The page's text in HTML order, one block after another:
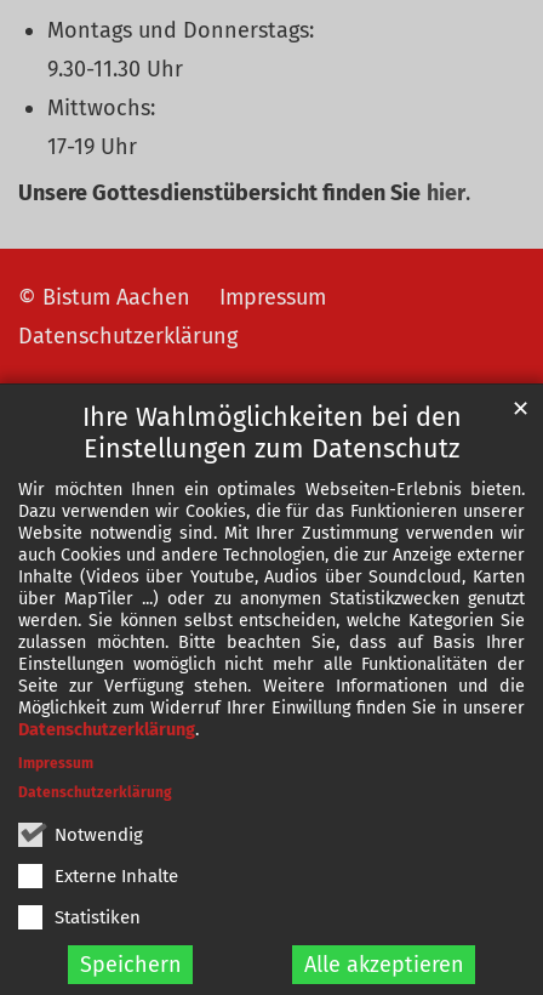
Ihre Wahlmöglichkeiten bei den
Einstellungen zum Datenschutz
Wir möchten Ihnen ein optimales Webseiten-Erlebnis bieten.
Dazu verwenden wir Cookies, die für das Funktionieren unserer
Website notwendig sind. Mit Ihrer Zustimmung verwenden wir
auch Cookies und andere Technologien, die zur Anzeige externer
Inhalte (Videos über Youtube, Audios über Soundcloud, Karten
über MapTiler ...) oder zu anonymen Statistikzwecken genutzt
werden. Sie können selbst entscheiden, welche Kategorien Sie
zulassen möchten. Bitte beachten Sie, dass auf Basis Ihrer
Einstellungen womöglich nicht mehr alle Funktionalitäten der
Seite zur Verfügung stehen. Weitere Informationen und die
Möglichkeit zum Widerruf Ihrer Einwillung finden Sie in unserer
Datenschutzerklärung.
Notwendig
Externe Inhalte
Statistiken
Speichern Alle akzeptieren
✕
Impressum
Datenschutzerklärung
Montags und Donnerstags:
9.30-11.30 Uhr
Mittwochs:
17-19 Uhr
Unsere Gottesdienstübersicht finden Sie hier.
© Bistum Aachen
Impressum
Datenschutzerklärung